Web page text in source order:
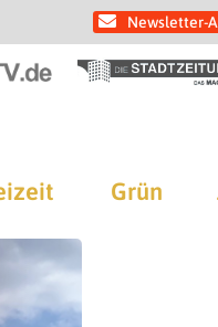
Newsletter-
Grün